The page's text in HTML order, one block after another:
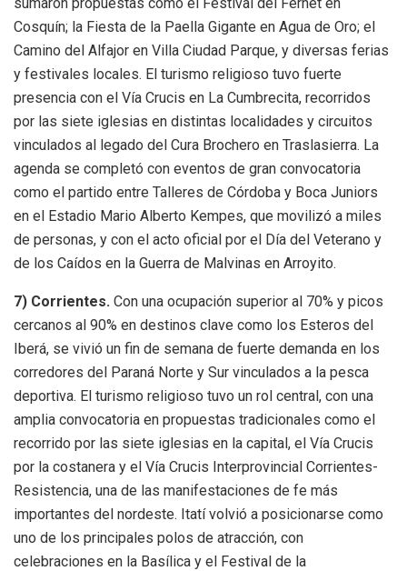
Cosquín; la Fiesta de la Paella Gigante en Agua de Oro; el
Camino del Alfajor en Villa Ciudad Parque, y diversas ferias
y festivales locales. El turismo religioso tuvo fuerte
presencia con el Vía Crucis en La Cumbrecita, recorridos
por las siete iglesias en distintas localidades y circuitos
vinculados al legado del Cura Brochero en Traslasierra. La
agenda se completó con eventos de gran convocatoria
como el partido entre Talleres de Córdoba y Boca Juniors
en el Estadio Mario Alberto Kempes, que movilizó a miles
de personas, y con el acto oficial por el Día del Veterano y
de los Caídos en la Guerra de Malvinas en Arroyito.
7) Corrientes. Con una ocupación superior al 70% y picos
cercanos al 90% en destinos clave como los Esteros del
Iberá, se vivió un fin de semana de fuerte demanda en los
corredores del Paraná Norte y Sur vinculados a la pesca
deportiva. El turismo religioso tuvo un rol central, con una
amplia convocatoria en propuestas tradicionales como el
recorrido por las siete iglesias en la capital, el Vía Crucis
por la costanera y el Vía Crucis Interprovincial Corrientes-
Resistencia, una de las manifestaciones de fe más
importantes del nordeste. Itatí volvió a posicionarse como
uno de los principales polos de atracción, con
celebraciones en la Basílica y el Festival de la